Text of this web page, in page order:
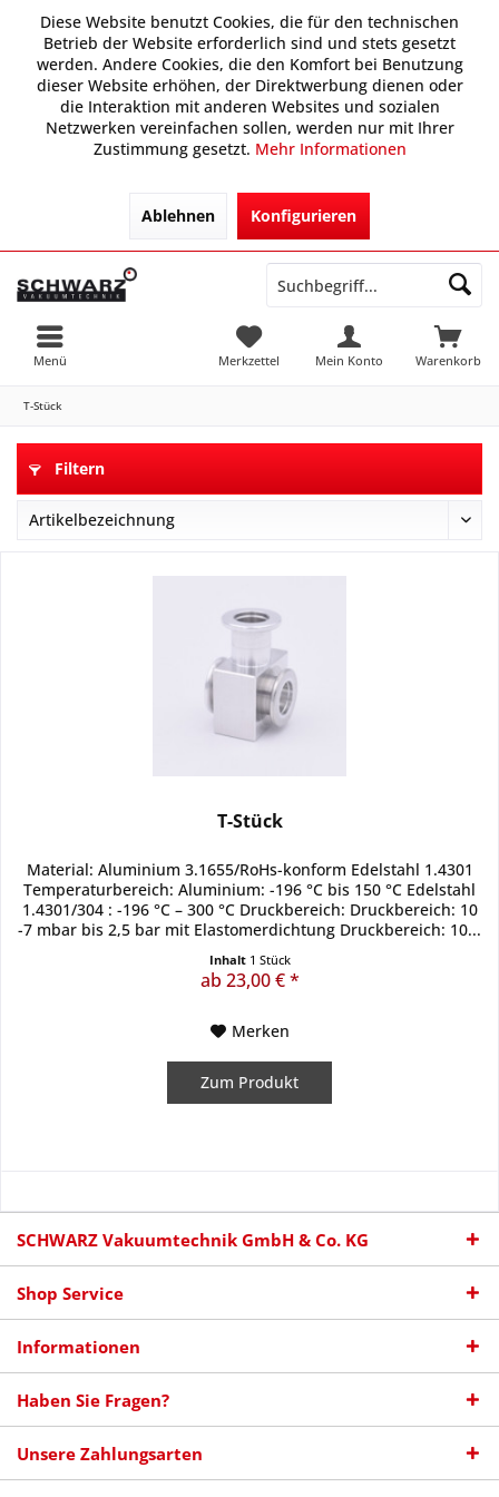
Diese Website benutzt Cookies, die für den technischen
Betrieb der Website erforderlich sind und stets gesetzt
werden. Andere Cookies, die den Komfort bei Benutzung
dieser Website erhöhen, der Direktwerbung dienen oder
die Interaktion mit anderen Websites und sozialen
Netzwerken vereinfachen sollen, werden nur mit Ihrer
Zustimmung gesetzt. Mehr Informationen
Ablehnen Konfigurieren
Menü Warenkorb
Merkzettel Mein Konto
T-Stück
Filtern
T-Stück
Material: Aluminium 3.1655/RoHs-konform Edelstahl 1.4301
Temperaturbereich: Aluminium: -196 °C bis 150 °C Edelstahl
1.4301/304 : -196 °C – 300 °C Druckbereich: Druckbereich: 10
-7 mbar bis 2,5 bar mit Elastomerdichtung Druckbereich: 10...
Inhalt 1 Stück
ab 23,00 € *
Merken
Zum Produkt
SCHWARZ Vakuumtechnik GmbH & Co. KG
Shop Service
Informationen
Haben Sie Fragen?
Unsere Zahlungsarten